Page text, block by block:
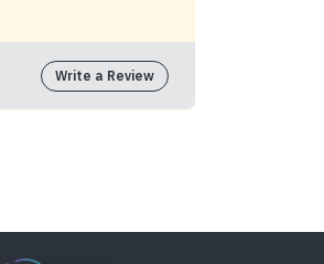
Write a Review